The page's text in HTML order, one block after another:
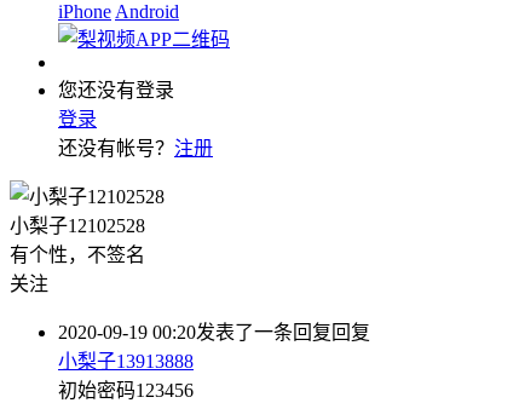
iPhone Android
您还没有登录
登录
还没有帐号？ 注册
小梨子12102528
有个性，不签名
关注
2020-09-19 00:20发表了一条回复回复
小梨子13913888
初始密码123456